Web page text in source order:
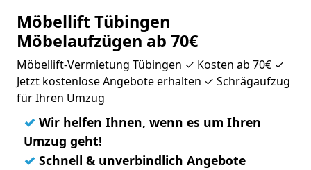
Möbellift Tübingen
Möbelaufzügen ab 70€
Möbellift-Vermietung Tübingen ✓ Kosten ab 70€ ✓
Jetzt kostenlose Angebote erhalten ✓ Schrägaufzug
für Ihren Umzug
✓ Wir helfen Ihnen, wenn es um Ihren
Umzug geht!
✓ Schnell & unverbindlich Angebote